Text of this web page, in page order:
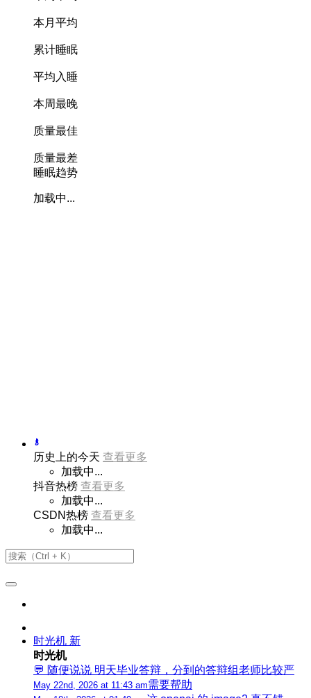
本月平均
累计睡眠
平均入睡
本周最晚
质量最佳
质量最差
睡眠趋势
加载中...
历史上的今天 查看更多
加载中...
抖音热榜 查看更多
加载中...
CSDN热榜 查看更多
加载中...
时光机 新
时光机
💬 随便说说 明天毕业答辩，分到的答辩组老师比较严
May 22nd, 2026 at 11:43 am需要帮助